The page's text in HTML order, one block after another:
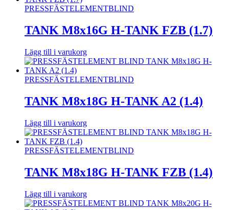
PRESSFÄSTELEMENTBLIND
TANK M8x16G H-TANK FZB (1.7)
Lägg till i varukorg
PRESSFÄSTELEMENTBLIND
TANK M8x18G H-TANK A2 (1.4)
Lägg till i varukorg
PRESSFÄSTELEMENTBLIND
TANK M8x18G H-TANK FZB (1.4)
Lägg till i varukorg